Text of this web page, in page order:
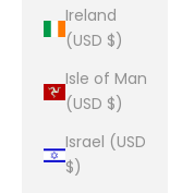
Ireland
(USD $)
Isle of Man
(USD $)
Israel (USD
$)